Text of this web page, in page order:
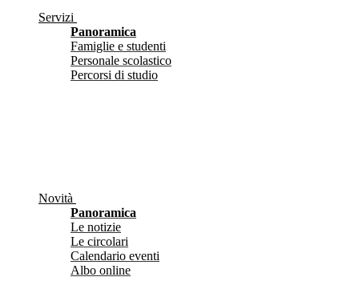
Servizi
Panoramica
Famiglie e studenti
Personale scolastico
Percorsi di studio
Novità
Panoramica
Le notizie
Le circolari
Calendario eventi
Albo online